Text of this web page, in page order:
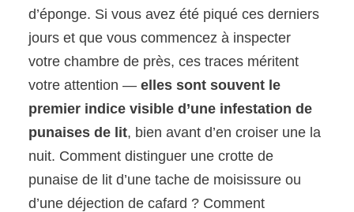
d’éponge. Si vous avez été piqué ces derniers
jours et que vous commencez à inspecter
votre chambre de près, ces traces méritent
votre attention — elles sont souvent le
premier indice visible d’une infestation de
punaises de lit, bien avant d’en croiser une la
nuit. Comment distinguer une crotte de
punaise de lit d’une tache de moisissure ou
d’une déjection de cafard ? Comment